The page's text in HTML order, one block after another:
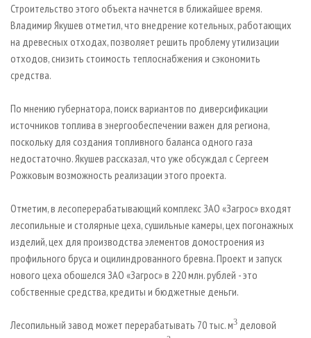
Строительство этого объекта начнется в ближайшее время.
Владимир Якушев отметил, что внедрение котельных, работающих
на древесных отходах, позволяет решить проблему утилизации
отходов, снизить стоимость теплоснабжения и сэкономить
средства.
По мнению губернатора, поиск вариантов по диверсификации
источников топлива в энергообеспечении важен для региона,
поскольку для создания топливного баланса одного газа
недостаточно. Якушев рассказал, что уже обсуждал с Сергеем
Рожковым возможность реализации этого проекта.
Отметим, в лесоперерабатывающий комплекс ЗАО «Загрос» входят
лесопильные и столярные цеха, сушильные камеры, цех погонажных
изделий, цех для производства элементов домостроения из
профильного бруса и оцилиндрованного бревна. Проект и запуск
нового цеха обошелся ЗАО «Загрос» в 220 млн. рублей - это
собственные средства, кредиты и бюджетные деньги.
Лесопильный завод может перерабатывать 70 тыс. м3 деловой